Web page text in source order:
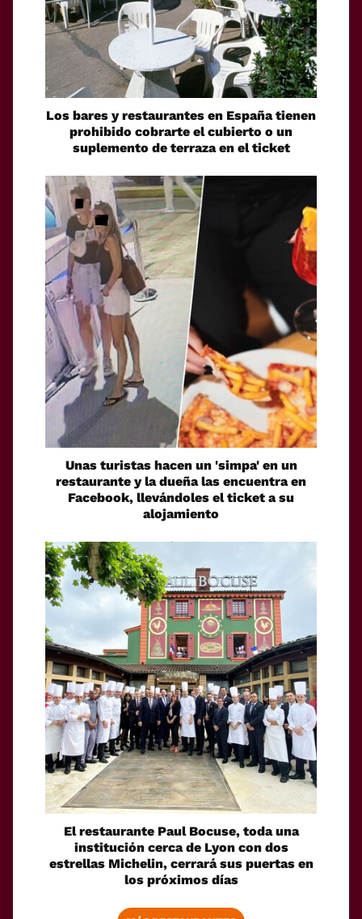
Los bares y restaurantes en España tienen
prohibido cobrarte el cubierto o un
suplemento de terraza en el ticket
Unas turistas hacen un 'simpa' en un
restaurante y la dueña las encuentra en
Facebook, llevándoles el ticket a su
alojamiento
El restaurante Paul Bocuse, toda una
institución cerca de Lyon con dos
estrellas Michelin, cerrará sus puertas en
los próximos días